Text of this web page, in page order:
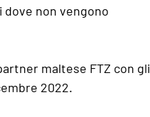
non vengono
maltese FTZ con gli
2022.